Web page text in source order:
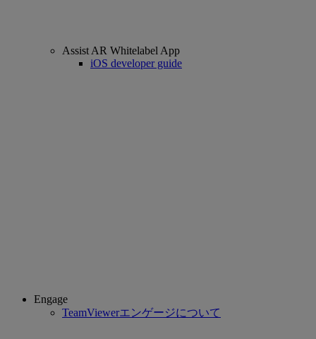
Assist AR Whitelabel App
iOS developer guide
Engage
TeamViewerエンゲージについて